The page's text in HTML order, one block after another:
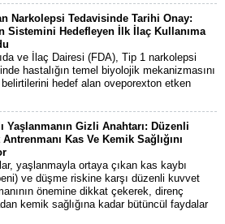
Narkolepsi Tedavisinde Tarihi Onay:
Sistemini Hedefleyen İlk İlaç Kullanıma
ve İlaç Dairesi (FDA), Tip 1 narkolepsi
hastalığın temel biyolojik mekanizmasını
hedef alan oveporexton etken
Yaşlanmanın Gizli Anahtarı: Düzenli
Antrenmanı Kas Ve Kemik Sağlığını
yaşlanmayla ortaya çıkan kas kaybı
ve düşme riskine karşı düzenli kuvvet
önemine dikkat çekerek, direnç
kemik sağlığına kadar bütüncül faydalar